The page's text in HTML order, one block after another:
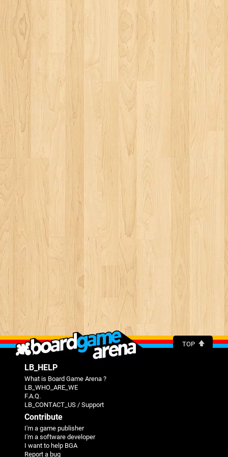
TOP
LB_HELP
What is Board Game Arena ?
LB_WHO_ARE_WE
F.A.Q.
LB_CONTACT_US / Support
Contribute
I'm a game publisher
I'm a software developer
I want to help BGA
Report a bug